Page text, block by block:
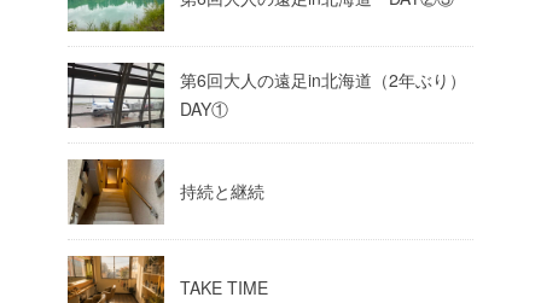
第6回大人の遠足in北海道（2年ぶり）
DAY①
持続と継続
TAKE TIME